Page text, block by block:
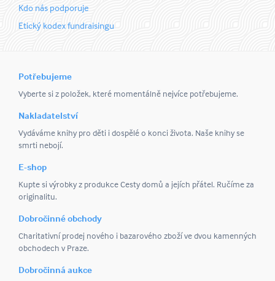
Kdo nás podporuje
Etický kodex fundraisingu
Potřebujeme
Vyberte si z položek, které momentálně nejvíce potřebujeme.
Nakladatelství
Vydáváme knihy pro děti i dospělé o konci života. Naše knihy se
smrti nebojí.
E-shop
Kupte si výrobky z produkce Cesty domů a jejích přátel. Ručíme za
originalitu.
Dobročinné obchody
Charitativní prodej nového i bazarového zboží ve dvou kamenných
obchodech v Praze.
Dobročinná aukce